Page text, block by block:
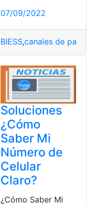
pago,Soluciones
07/09/2022
BIESS,canales de pago
Soluciones
¿Cómo
Saber Mi
Número de
Celular
Claro?
¿Cómo Saber Mi